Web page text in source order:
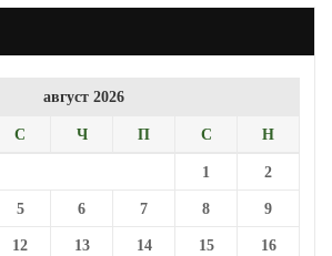
август 2026
С Ч П С Н
1 2
5 6 7 8 9
12 13 14 15 16